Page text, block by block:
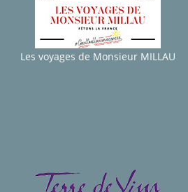
Les voyages de Monsieur MILLAU